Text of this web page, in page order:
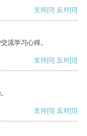
支持[0] 反对[0]
流学习心得。
支持[0] 反对[0]
支持[0] 反对[0]